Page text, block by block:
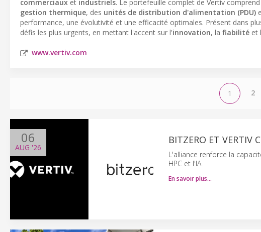
commerciaux et industriels. Le portefeuille complet de Vertiv
gestion thermique, des unités de distribution d'alimentation (PDU)
performance, une évolutivité et une efficacité optimales. Présent dans
défis les plus urgents, en mettant l'accent sur l'innovation, la fiabilité et
www.vertiv.com
1 2
06
AUG '26
BITZERO ET VERTIV
L'alliance renforce la
HPC et l'IA.
En savoir plus…